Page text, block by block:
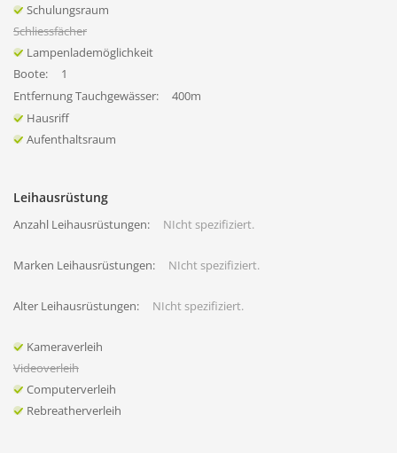
Schulungsraum
Schliessfächer
Lampenlademöglichkeit
Boote:
1
Entfernung Tauchgewässer:
400m
Hausriff
Aufenthaltsraum
Leihausrüstung
Anzahl Leihausrüstungen: NIcht spezifiziert.
Marken Leihausrüstungen: NIcht spezifiziert.
Alter Leihausrüstungen: NIcht spezifiziert.
Kameraverleih
Videoverleih
Computerverleih
Rebreatherverleih